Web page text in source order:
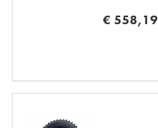
€ 558,19